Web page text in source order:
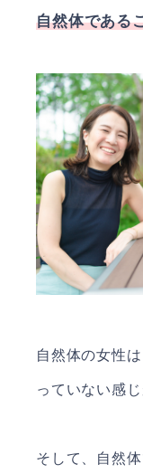
自然体である
自然体の女性
っていない感
そして、自然